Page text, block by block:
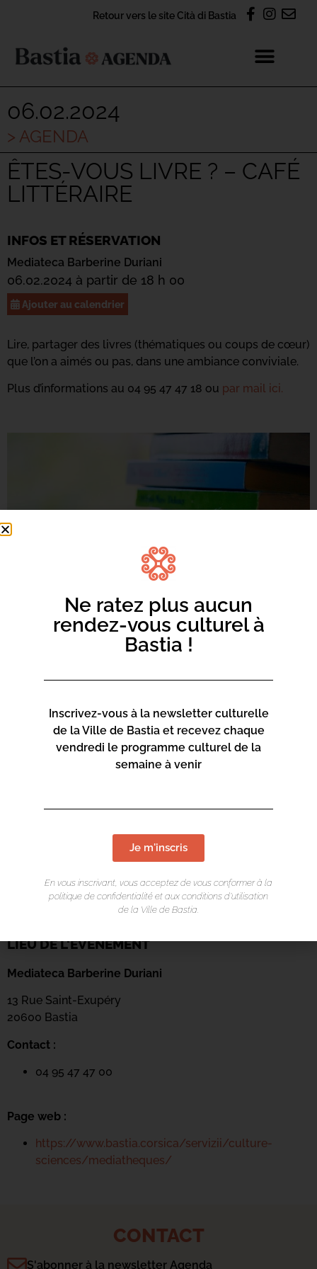
Retour vers le site Cità di Bastia
06.02.2024
> AGENDA
ÊTES-VOUS LIVRE ? – CAFÉ
LITTÉRAIRE
INFOS ET RÉSERVATION
Mediateca Barberine Duriani
06.02.2024 à partir de 18 h 00
Ajouter au calendrier
Lire, partager des livres (thématiques ou coups de cœur)
que l’on a aimés ou pas, dans une ambiance conviviale.
Plus d’informations au 04 95 47 47 18 ou par mail ici.
LIEU DE L'ÉVÉNEMENT
Mediateca Barberine Duriani
13 Rue Saint-Exupéry
20600 Bastia
Contact :
04 95 47 47 00
Page web :
https://www.bastia.corsica/servizii/culture-
sciences/mediatheques/
CONTACT
S'abonner à la newsletter Agenda
Ne ratez plus aucun
rendez-vous culturel à
Bastia !
Inscrivez-vous à la newsletter culturelle
de la Ville de Bastia et recevez chaque
vendredi le programme culturel de la
semaine à venir
Je m'inscris
En vous inscrivant, vous acceptez de vous conformer à la
politique de confidentialité et aux conditions d’utilisation
de la Ville de Bastia.